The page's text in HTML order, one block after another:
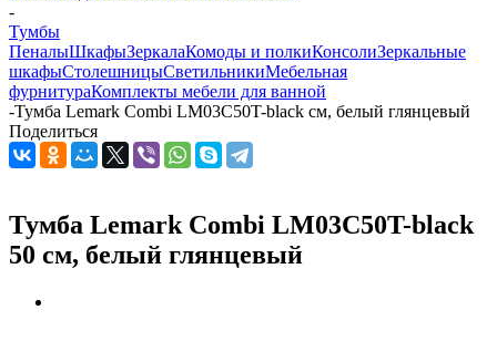
-
Тумбы
ПеналыШкафыЗеркалаКомоды и полкиКонсолиЗеркальные
шкафыСтолешницыСветильникиМебельная
фурнитураКомплекты мебели для ванной
-Тумба Lemark Combi LM03C50T-black см, белый глянцевый
Поделиться
Тумба Lemark Combi LM03C50T-black
50 см, белый глянцевый